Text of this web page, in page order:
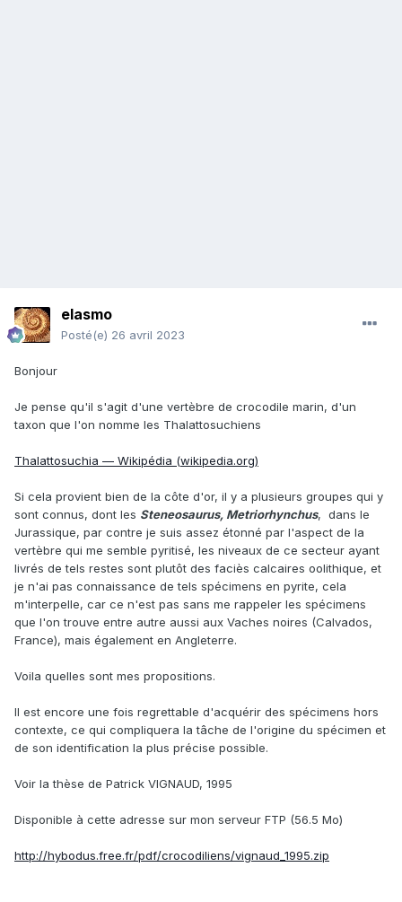
elasmo
Posté(e) 26 avril 2023
Bonjour
Je pense qu'il s'agit d'une vertèbre de crocodile marin, d'un
taxon que l'on nomme les Thalattosuchiens
Thalattosuchia — Wikipédia (wikipedia.org)
Si cela provient bien de la côte d'or, il y a plusieurs groupes qui y
sont connus, dont les Steneosaurus, Metriorhynchus, dans le
Jurassique, par contre je suis assez étonné par l'aspect de la
vertèbre qui me semble pyritisé, les niveaux de ce secteur ayant
livrés de tels restes sont plutôt des faciès calcaires oolithique, et
je n'ai pas connaissance de tels spécimens en pyrite, cela
m'interpelle, car ce n'est pas sans me rappeler les spécimens
que l'on trouve entre autre aussi aux Vaches noires (Calvados,
France), mais également en Angleterre.
Voila quelles sont mes propositions.
Il est encore une fois regrettable d'acquérir des spécimens hors
contexte, ce qui compliquera la tâche de l'origine du spécimen et
de son identification la plus précise possible.
Voir la thèse de Patrick VIGNAUD, 1995
Disponible à cette adresse sur mon serveur FTP (56.5 Mo)
http://hybodus.free.fr/pdf/crocodiliens/vignaud_1995.zip